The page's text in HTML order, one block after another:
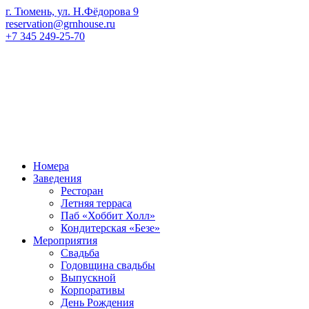
г. Тюмень, ул. Н.Фёдорова 9
reservation@grnhouse.ru
+7 345 249-25-70
Номера
Заведения
Ресторан
Летняя терраса
Паб «Хоббит Холл»
Кондитерская «Безе»
Мероприятия
Свадьба
Годовщина свадьбы
Выпускной
Корпоративы
День Рождения